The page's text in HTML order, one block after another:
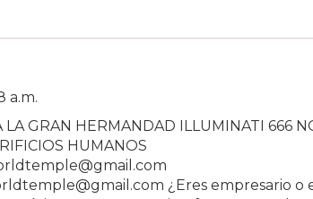
a.m.
GRAN HERMANDAD ILLUMINATI 666
HUMANOS
¿Eres empresario o